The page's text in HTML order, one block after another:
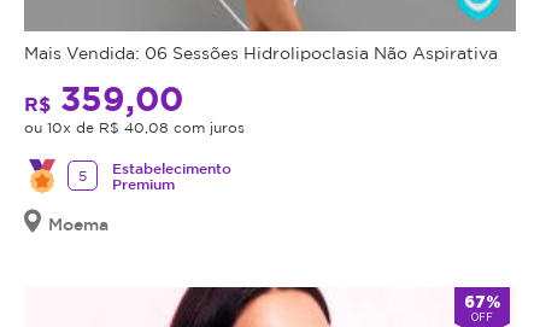
Mais Vendida: 06 Sessões Hidrolipoclasia Não Aspirativa
R$ 359,00
ou 10x de R$ 40,08 com juros
5
Estabelecimento
Premium
Moema
67%
OFF